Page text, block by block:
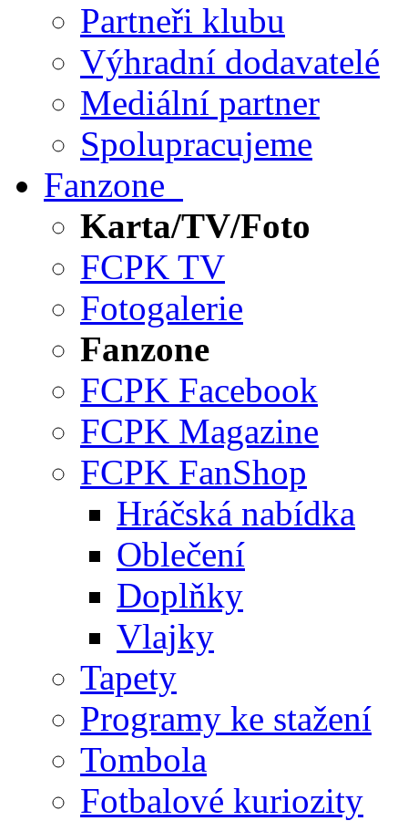
Partneři klubu
Výhradní dodavatelé
Mediální partner
Spolupracujeme
Fanzone
Karta/TV/Foto
FCPK TV
Fotogalerie
Fanzone
FCPK Facebook
FCPK Magazine
FCPK FanShop
Hráčská nabídka
Oblečení
Doplňky
Vlajky
Tapety
Programy ke stažení
Tombola
Fotbalové kuriozity